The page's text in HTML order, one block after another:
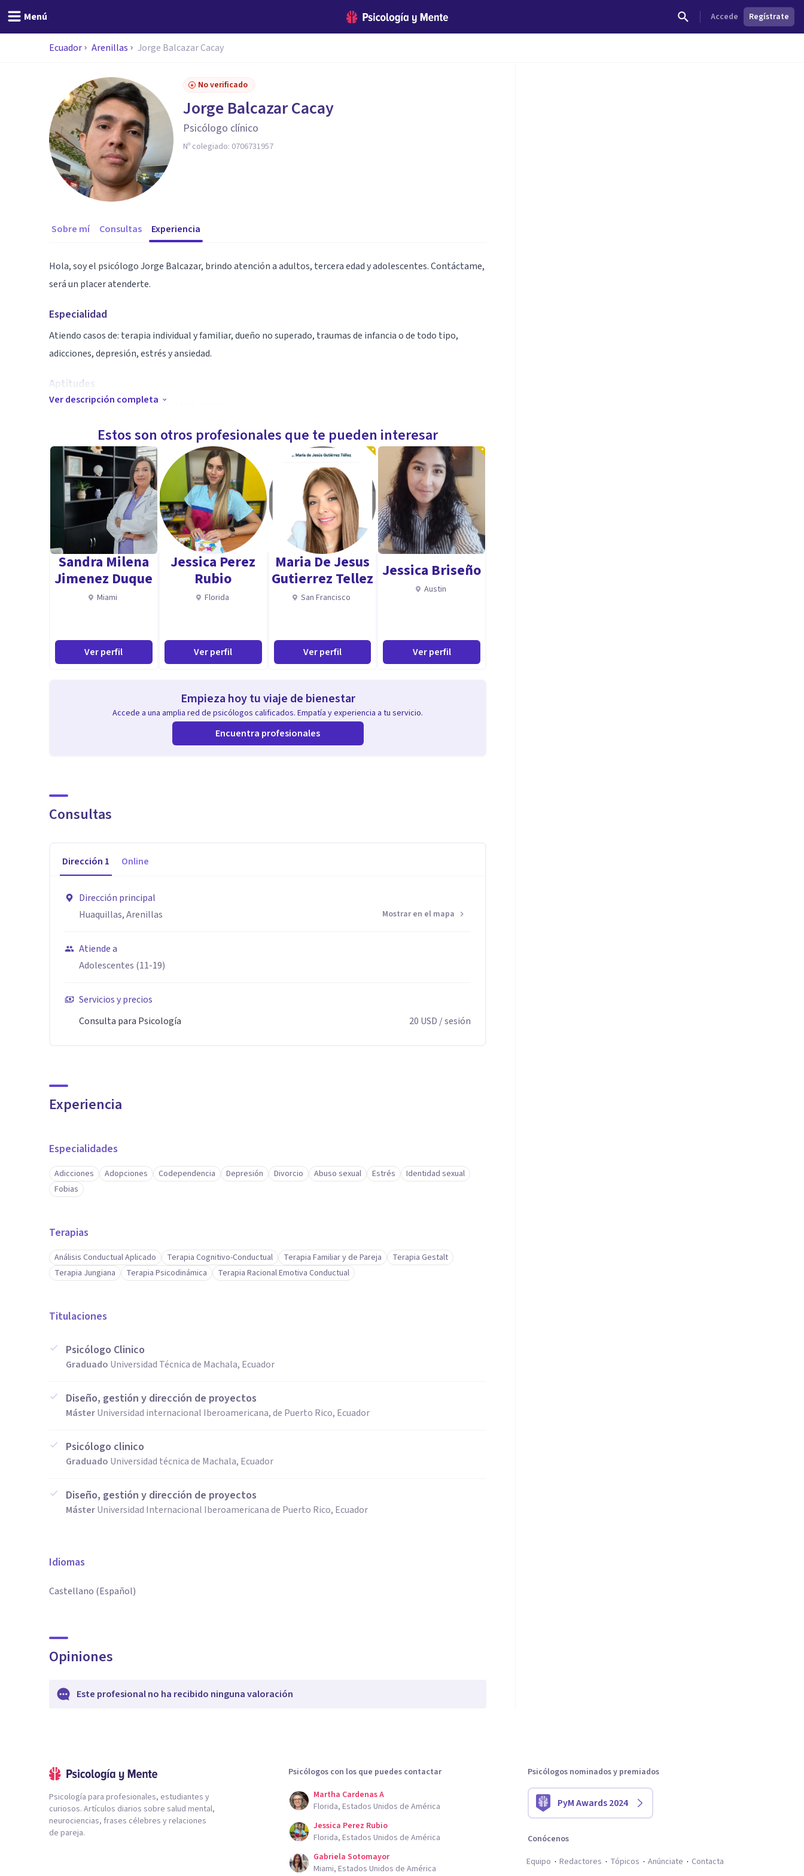
Menú Accede Regístrate
Ecuador Arenillas Jorge Balcazar Cacay
No verificado
Jorge Balcazar Cacay
Psicólogo clínico
Nº colegiado: 0706731957
Sobre mí Consultas Experiencia
Hola, soy el psicólogo Jorge Balcazar, brindo atención a adultos, tercera edad y adolescentes. Contáctame,
será un placer atenderte.
Especialidad
Atiendo casos de: terapia individual y familiar, dueño no superado, traumas de infancia o de todo tipo,
adicciones, depresión, estrés y ansiedad.
Aptitudes
Humanismo, calidez, escucha activa, empatía
Ver descripción completa
Estos son otros profesionales que te pueden interesar
Sandra Milena
Jimenez Duque
Miami
Ver perfil
Jessica Perez
Rubio
Florida
Ver perfil
Maria De Jesus
Gutierrez Tellez
San Francisco
Ver perfil
Jessica Briseño
Austin
Ver perfil
Empieza hoy tu viaje de bienestar
Accede a una amplia red de psicólogos calificados. Empatía y experiencia a tu servicio.
Encuentra profesionales
Consultas
Dirección 1 Online
Dirección principal
Huaquillas, Arenillas
Mostrar en el mapa
Atiende a
Adolescentes (11-19)
Servicios y precios
Consulta para Psicología
20 USD / sesión
Experiencia
Especialidades
Adicciones Adopciones Codependencia Depresión Divorcio Abuso sexual Estrés
Identidad sexual
Fobias
Terapias
Análisis Conductual Aplicado Terapia Cognitivo-Conductual Terapia Familiar y de Pareja
Terapia Gestalt
Terapia Jungiana
Terapia Psicodinámica Terapia Racional Emotiva Conductual
Titulaciones
Psicólogo Clinico
Graduado Universidad Técnica de Machala, Ecuador
Diseño, gestión y dirección de proyectos
MásterUniversidad internacional Iberoamericana, de Puerto Rico, Ecuador
Psicólogo clinico
Graduado Universidad técnica de Machala, Ecuador
Diseño, gestión y dirección de proyectos
MásterUniversidad Internacional Iberoamericana de Puerto Rico, Ecuador
Idiomas
Castellano (Español)
Opiniones
Este profesional no ha recibido ninguna valoración
Psicología para profesionales, estudiantes y
curiosos. Artículos diarios sobre salud mental,
neurociencias, frases célebres y relaciones
de pareja.
Psicólogos con los que puedes contactar
Martha Cardenas A
Florida, Estados Unidos de América
Jessica Perez Rubio
Florida, Estados Unidos de América
Gabriela Sotomayor
Miami, Estados Unidos de América
Psicólogos nominados y premiados
PyM Awards 2024
Conócenos
Equipo
Redactores Tópicos Anúnciate Contacta